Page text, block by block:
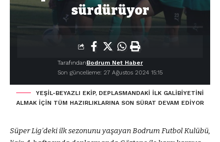
sürdürüyor
Son güncelleme: 27 Ağustos 2024 15:15
TarafındanBodrum Net Haber
YEŞİL-BEYAZLI EKİP, DEPLASMANDAKİ İLK GALİBİYETİNİ
ALMAK İÇİN TÜM HAZIRLIKLARINA SON SÜRAT DEVAM EDİYOR
Süper Lig’deki ilk sezonunu yaşayan Bodrum Futbol Kulübü,